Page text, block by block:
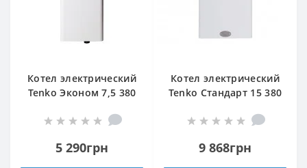
Котел электрический
Tenko Эконом 7,5 380
5 290грн
Котел электрический
Tenko Стандарт 15 380
9 868грн